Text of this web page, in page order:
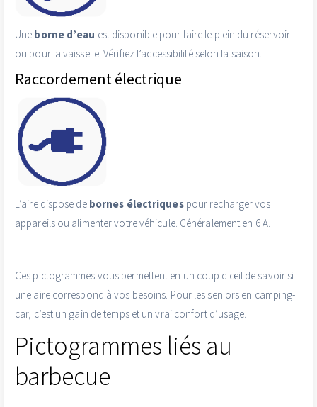
Une borne d’eau est disponible pour faire le plein du réservoir
ou pour la vaisselle. Vérifiez l’accessibilité selon la saison.
Raccordement électrique
L’aire dispose de bornes électriquespour recharger vos
appareils ou alimenter votre véhicule. Généralement en 6 A.
Ces pictogrammes vous permettent en un coup d'œil de savoir si
une aire correspond à vos besoins. Pour les seniors en camping-
car, c’est un gain de temps et un vrai confort d’usage.
Pictogrammes liés au
barbecue